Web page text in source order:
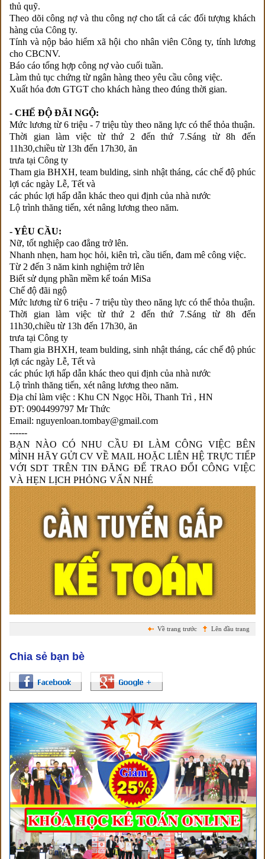
thủ quỹ.
Theo dõi công nợ và thu công nợ cho tất cả các đối tượng khách
hàng của Công ty.
Tính và nộp bảo hiểm xã hội cho nhân viên Công ty, tính lương
cho CBCNV.
Báo cáo tổng hợp công nợ vào cuối tuần.
Làm thủ tục chứng từ ngân hàng theo yêu cầu công việc.
Xuất hóa đơn GTGT cho khách hàng theo đúng thời gian.
- CHẾ ĐỘ ĐÃI NGỘ:
Mức lương từ 6 triệu - 7 triệu tùy theo năng lực có thể thỏa thuận.
Thời gian làm việc từ thứ 2 đến thứ 7.Sáng từ 8h đến
11h30,chiều từ 13h đến 17h30, ăn
trưa tại Công ty
Tham gia BHXH, team bulding, sinh nhật tháng, các chế độ phúc
lợi các ngày Lễ, Tết và
các phúc lợi hấp dẫn khác theo qui định của nhà nước
Lộ trình thăng tiến, xét nâng lương theo năm.
- YÊU CẦU:
Nữ, tốt nghiệp cao đẳng trở lên.
Nhanh nhẹn, ham học hỏi, kiên trì, cầu tiến, đam mê công việc.
Từ 2 đến 3 năm kinh nghiệm trở lên
Biết sử dụng phần mềm kế toán MiSa
Chế độ đãi ngộ
Mức lương từ 6 triệu - 7 triệu tùy theo năng lực có thể thỏa thuận.
Thời gian làm việc từ thứ 2 đến thứ 7.Sáng từ 8h đến
11h30,chiều từ 13h đến 17h30, ăn
trưa tại Công ty
Tham gia BHXH, team bulding, sinh nhật tháng, các chế độ phúc
lợi các ngày Lễ, Tết và
các phúc lợi hấp dẫn khác theo qui định của nhà nước
Lộ trình thăng tiến, xét nâng lương theo năm.
Địa chỉ làm việc : Khu CN Ngọc Hồi, Thanh Trì , HN
ĐT: 0904499797 Mr Thức
Email: nguyenloan.tombay@gmail.com
------
BẠN NÀO CÓ NHU CẦU ĐI LÀM CÔNG VIỆC BÊN
MÌNH HÃY GỬI CV VỀ MAIL HOẶC LIÊN HỆ TRỰC TIẾP
VỚI SDT TRÊN TIN ĐĂNG ĐỂ TRAO ĐỔI CÔNG VIỆC
VÀ HẸN LỊCH PHỎNG VẤN NHÉ
Lên đầu trang
Về trang trước
Chia sẻ bạn bè